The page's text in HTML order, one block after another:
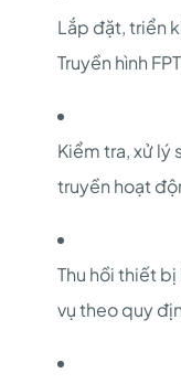
Lắp đặt, triển
Truyền hình
Kiểm tra, xử
truyền hoạt
Thu hồi thiết
vụ theo quy